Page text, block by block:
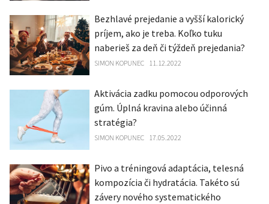
Bezhlavé prejedanie a vyšší kalorický
príjem, ako je treba. Koľko tuku
naberieš za deň či týždeň prejedania?
SIMON KOPUNEC 11.12.2022
Aktivácia zadku pomocou odporových
gúm. Úplná kravina alebo účinná
stratégia?
SIMON KOPUNEC 17.05.2022
Pivo a tréningová adaptácia, telesná
kompozícia či hydratácia. Takéto sú
závery nového systematického